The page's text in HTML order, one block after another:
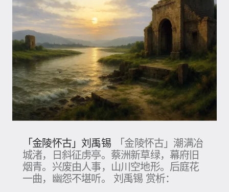
「金陵怀古」刘禹锡
「金陵怀古」潮满冶
城渚，日斜征虏亭。蔡洲新草绿，幕府旧
烟青。兴废由人事，山川空地形。后庭花
一曲，幽怨不堪听。 刘禹锡 赏析：